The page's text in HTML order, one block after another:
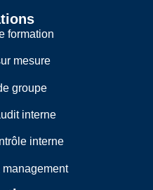
formation
mesure
groupe
interne
interne
management